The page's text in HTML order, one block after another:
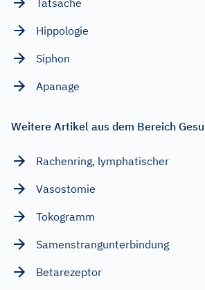
Hippologie
Siphon
Apanage
Weitere Artikel aus dem Bereich
Rachenring, lymphatischer
Vasostomie
Tokogramm
Samenstrangunterbindung
Betarezeptor